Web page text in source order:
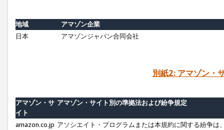
地域
アマゾン企業
日本
アマゾンジャパン合同会社
別紙2: アマゾン・
アマゾン・サ
イト
アマゾン・サイト別の準拠法および紛争規定
amazon.co.jp アソシエイト・プログラムまたは本規約に関する紛争